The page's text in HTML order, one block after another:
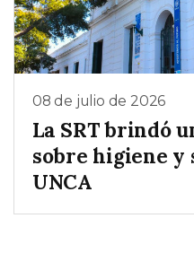
08 de julio de 2026
La SRT brindó
sobre higiene y
UNCA